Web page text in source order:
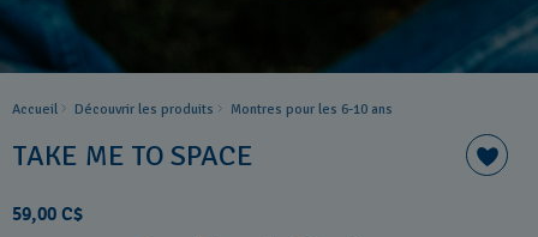
Accueil Découvrir les produits Montres pour les 6-10 ans
TAKE ME TO SPACE
59,00 C$